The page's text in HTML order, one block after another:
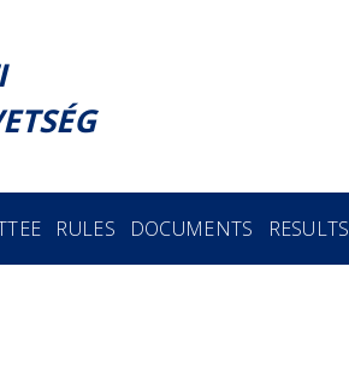
RULES DOCUMENTS RESULTS